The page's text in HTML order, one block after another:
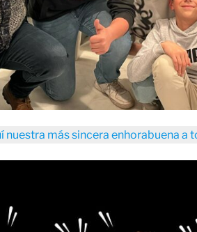
nuestra más sincera enhorabuena a